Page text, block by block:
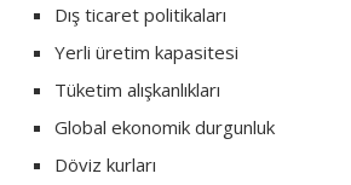
Dış ticaret politikaları
Yerli üretim kapasitesi
Tüketim alışkanlıkları
Global ekonomik durgunluk
Döviz kurları